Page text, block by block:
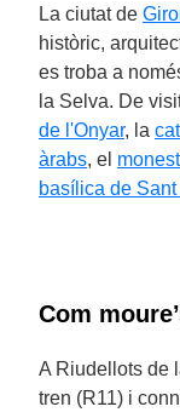
La ciutat de
històric,
es troba a
la Selva. De
de l'Onyar, la
àrabs, el
basílica de
Com
A Riudellots de
tren (R11) i